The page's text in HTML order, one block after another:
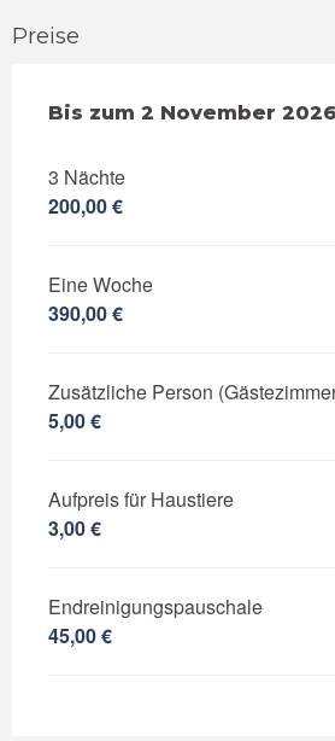
Preise
ab4 April 2026bis zum2
Bis zum 2 November 2026
3 Nächte
200,00 €
Eine Woche
390,00 €
Zusätzliche Person
5,00 €
Aufpreis für Haustiere
3,00 €
Endreinigungspauschale
45,00 €